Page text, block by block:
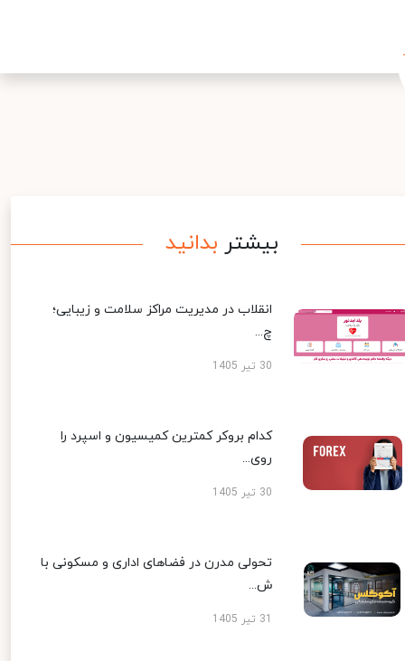
بیشتر بدانید
انقلاب در مدیریت مراکز سلامت و زیبایی؛
چ...
30 تیر 1405
کدام بروکر کمترین کمیسیون و اسپرد را
روی...
30 تیر 1405
تحولی مدرن در فضاهای اداری و مسکونی با
ش...